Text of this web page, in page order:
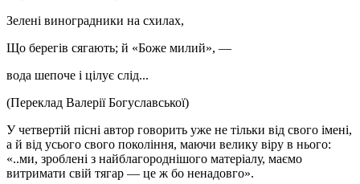
Зелені виноградники на схилах,
Що берегів сягають; й «Боже милий», —
вода шепоче і цілує слід...
(Переклад Валерії Богуславської)
У четвертій пісні автор говорить уже не тільки від свого імені,
а й від усього свого покоління, маючи велику віру в нього:
«..ми, зроблені з найблагороднішого матеріалу, маємо
витримати свій тягар — це ж бо ненадовго».